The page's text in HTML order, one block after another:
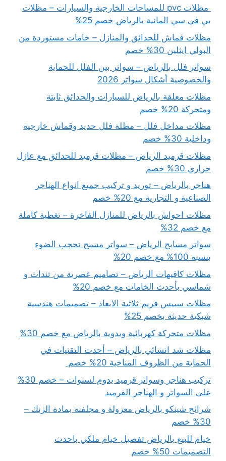
مظلات pvc للمساحات الخارجية والسيارات – مظلات
بي في سي المانية بالرياض خصم 25%
مظلات قماش للحدائق والمنازل – خامات مستوردة من
البولي ايثلين 30% خصم
سواتر فلل بالرياض – سواتر بين الفلل للحماية
والخصوصية أشكال سواتر 2026
مظلات معلقة بالرياض للسيارات والحدائق ثابتة
ومتحركة 20% خصم
مظلات مداخل فلل – مظلة فلل حديد وقماش خارجية
وداخلية 30% خصم
مظلات قرميد الرياض – مظلات قرميد للحدائق مع عازل
حراري 30% خصم
هناجر بالرياض – توريد و تركيب جميع انواع الهناجر
الصناعية و التجارية مع 20% خصم
مظلات احواش بالرياض للمنازل الفاخرة – تغطية كاملة
مع خصم 32%
سواتر مسابح الرياض – سواتر مسبح تحجب الضوء
بنسبة 100% مع خصم 20%
مظلات كافيهات الرياض – تصاميم عصرية من تندات و
شماسي بأحدث الخامات مع خصم 20%
مظلات سبيس فريم ثلاثية الابعاد – تصميمات هندسية
شبكية حديثة بخصم 25%
مظلات متحركة كهربائية ويدوية بالرياض مع خصم 30%
مظلات شد انشائي بالرياض – أحدث التقنيات في
الحماية من الظروف المناخية 20% خصم
تركيب هناجر وسواتر قرميد يدوم لسنوات – خصم 30%
على السواتر و الهناجر القرميد
شرائح شينكو بالرياض معزولة و مجلفنة بمادة الزنك –
30% خصم
خيام للبيع بالرياض تفصيل خيام ملكي باحدث
التصميمات 50% خصم